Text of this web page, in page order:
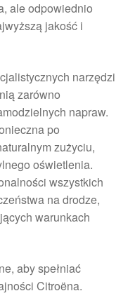
ale odpowiednio
jakość i
narzędzi
zarówno
napraw.
po
zużyciu,
oświetlenia.
wszystkich
na drodze,
warunkach
aby spełniać
Citroëna.